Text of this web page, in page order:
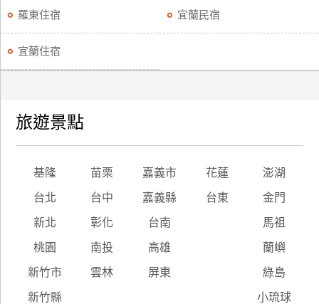
羅東住宿 宜蘭民宿
宜蘭住宿
旅遊景點
基隆 苗栗 嘉義市 花蓮 澎湖
台北 台中 嘉義縣 台東 金門
新北 彰化 台南 馬祖
桃園 南投 高雄 蘭嶼
新竹市 雲林 屏東 綠島
新竹縣 小琉球